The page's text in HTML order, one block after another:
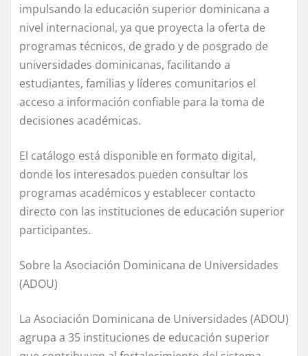
impulsando la educación superior dominicana a
nivel internacional, ya que proyecta la oferta de
programas técnicos, de grado y de posgrado de
universidades dominicanas, facilitando a
estudiantes, familias y líderes comunitarios el
acceso a información confiable para la toma de
decisiones académicas.
El catálogo está disponible en formato digital,
donde los interesados pueden consultar los
programas académicos y establecer contacto
directo con las instituciones de educación superior
participantes.
Sobre la Asociación Dominicana de Universidades
(ADOU)
La Asociación Dominicana de Universidades (ADOU)
agrupa a 35 instituciones de educación superior